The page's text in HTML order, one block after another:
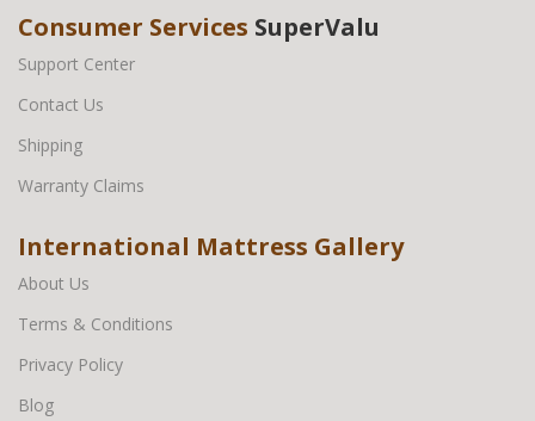
Consumer Services SuperValu
Support Center
Contact Us
Shipping
Warranty Claims
International Mattress Gallery
About Us
Terms & Conditions
Privacy Policy
Blog